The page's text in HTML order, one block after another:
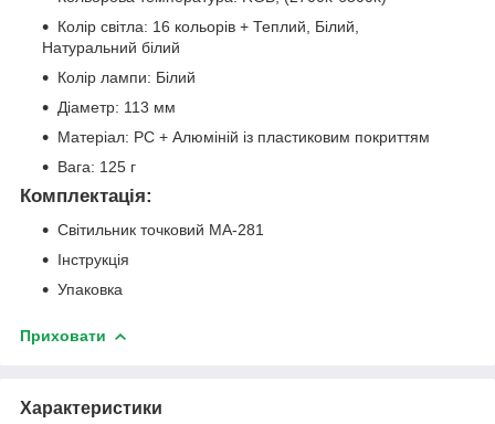
Колір світла: 16 кольорів + Теплий, Білий,
Натуральний білий
Колір лампи: Білий
Діаметр: 113 мм
Матеріал: PC + Алюміній із пластиковим покриттям
Вага: 125 г
Комплектація:
Світильник точковий MA-281
Інструкція
Упаковка
Приховати
Характеристики